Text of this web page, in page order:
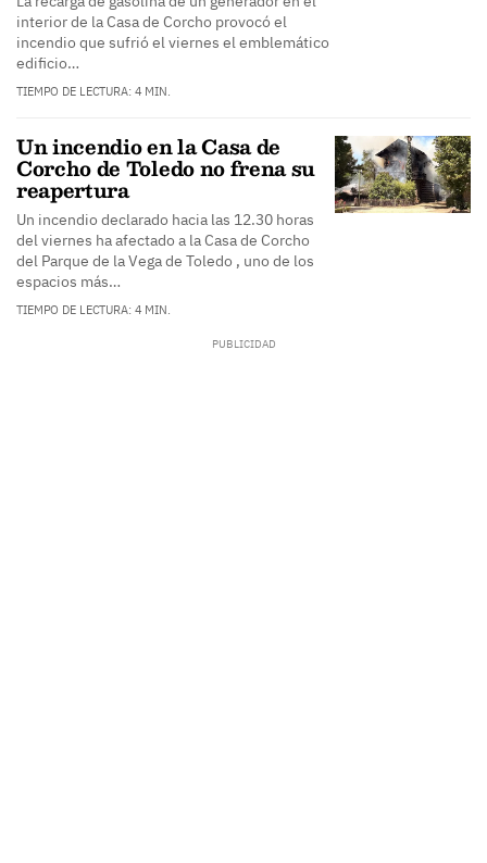
interior de la Casa de Corcho provocó el
incendio que sufrió el viernes el emblemático
edificio…
TIEMPO DE LECTURA: 4 MIN.
Un incendio en la Casa de
Corcho de Toledo no frena su
reapertura
Un incendio declarado hacia las 12.30 horas
del viernes ha afectado a la Casa de Corcho
del Parque de la Vega de Toledo , uno de los
espacios más…
TIEMPO DE LECTURA: 4 MIN.